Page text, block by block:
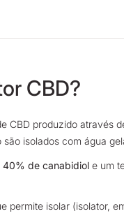
CBD?
CBD produzido através
isolados com água
40% de canabidiol e um
permite isolar (isolator,